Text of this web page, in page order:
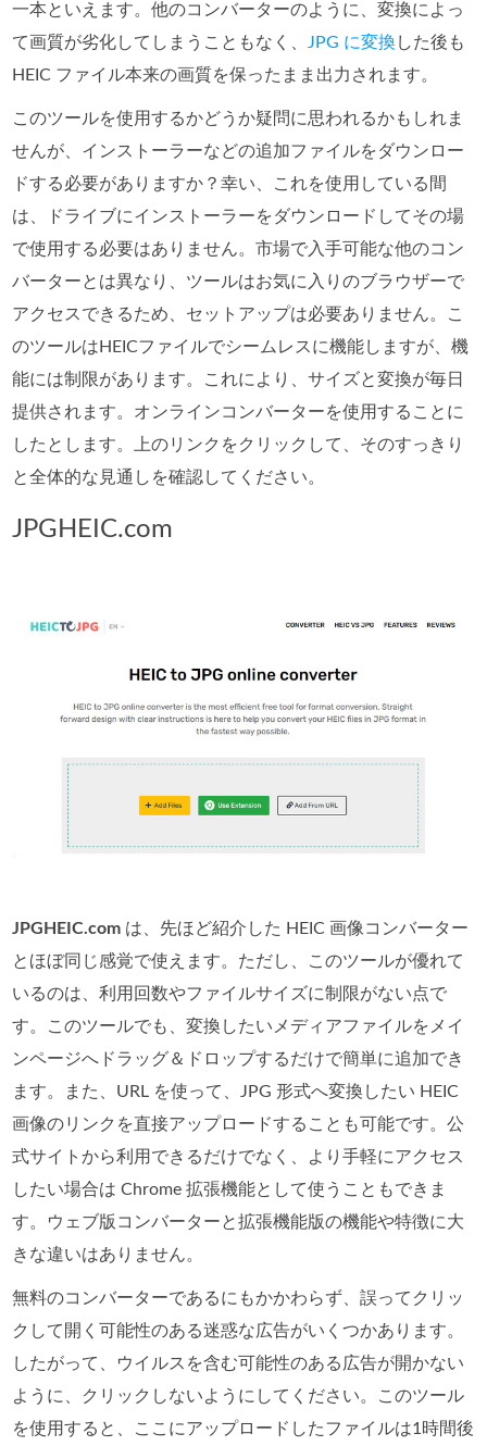
一本といえます。他のコンバーターのように、変換によっ
て画質が劣化してしまうこともなく、JPG に変換 した後も
HEIC ファイル本来の画質を保ったまま出力されます。
このツールを使用するかどうか疑問に思われるかもしれま
せんが、インストーラーなどの追加ファイルをダウンロー
ドする必要がありますか？幸い、これを使用している間
は、ドライブにインストーラーをダウンロードしてその場
で使用する必要はありません。市場で入手可能な他のコン
バーターとは異なり、ツールはお気に入りのブラウザーで
アクセスできるため、セットアップは必要ありません。こ
のツールはHEICファイルでシームレスに機能しますが、機
能には制限があります。これにより、サイズと変換が毎日
提供されます。オンラインコンバーターを使用することに
したとします。上のリンクをクリックして、そのすっきり
と全体的な見通しを確認してください。
JPGHEIC.com
JPGHEIC.com は、先ほど紹介した HEIC 画像コンバーター
とほぼ同じ感覚で使えます。ただし、このツールが優れて
いるのは、利用回数やファイルサイズに制限がない点で
す。このツールでも、変換したいメディアファイルをメイ
ンページへドラッグ＆ドロップするだけで簡単に追加でき
ます。また、URL を使って、JPG 形式へ変換したい HEIC
画像のリンクを直接アップロードすることも可能です。公
式サイトから利用できるだけでなく、より手軽にアクセス
したい場合は Chrome 拡張機能として使うこともできま
す。ウェブ版コンバーターと拡張機能版の機能や特徴に大
きな違いはありません。
無料のコンバーターであるにもかかわらず、誤ってクリッ
クして開く可能性のある迷惑な広告がいくつかあります。
したがって、ウイルスを含む可能性のある広告が開かない
ように、クリックしないようにしてください。このツール
を使用すると、ここにアップロードしたファイルは1時間後